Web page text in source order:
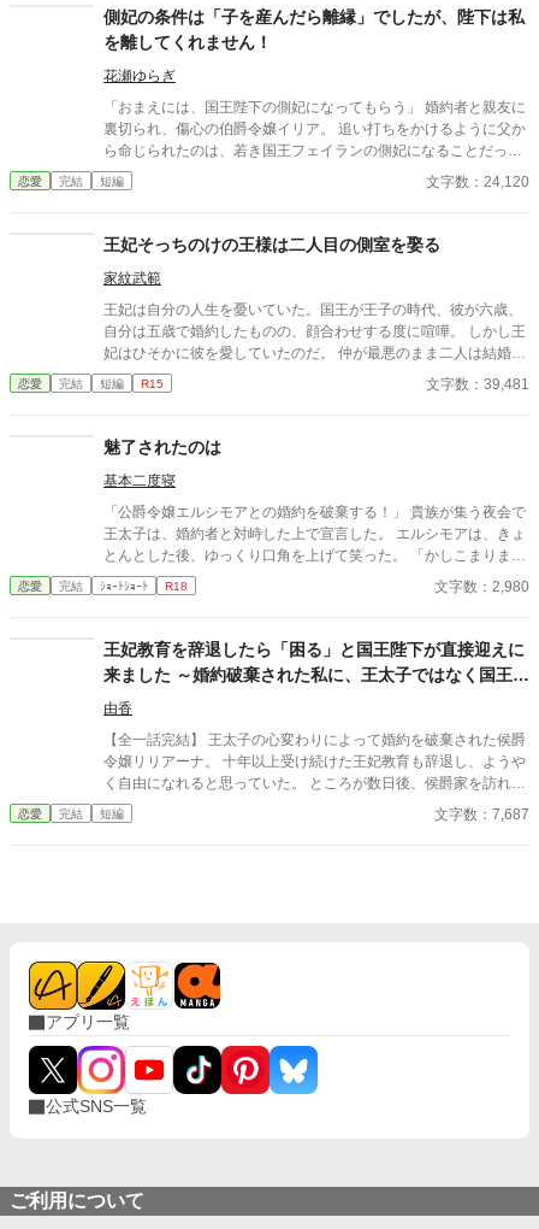
にはできなかった。どうせなら愛する女を妻に持ちたかったの
に」 彼はミレーユを愛していない。愛する気もない。 しかし、結
婚はするという。 結婚さえすれば、これまで通り好きに生きてい
いと言われているらしい。 あの侯爵がこんなに息子に甘かったな
んて。
側妃の条件は「子を産んだら離縁」でしたが、陛下は私
を離してくれません！
花瀬ゆらぎ
「おまえには、国王陛下の側妃になってもらう」 婚約者と親友に
裏切られ、傷心の伯爵令嬢イリア。 追い打ちをかけるように父か
ら命じられたのは、若き国王フェイランの側妃になることだっ
た。 しかし、王宮で待っていたのは、「世継ぎを産んだら離縁」
という非情な条件。 夫となったフェイランは冷たく、侍女からは
ど、イリアは知ってしまう。 彼が兄の死と誤解に苦しみ、誰より
も孤独の中にいることを──。 「私は、陛下の幸せを願っており
ます。だから……離縁してください」 フェイランを想い、身を引
こうとしたイリア。 しかし、無関心だったはずの陛下が、イリア
を強く抱きしめて……！？ 「離縁する気か？ 許さない。私の心
を乱しておいて、逃げられると思うな」 凍てついた王の心を溶か
妃へと昇り詰める逆転ラブロマンス！
恋愛 完結 短編 文字数：24,120
王妃そっちのけの王様は二人目の側室を娶る
家紋武範
王妃は自分の人生を憂いていた。国王が王子の時代、彼が六歳、
自分は五歳で婚約したものの、顔合わせする度に喧嘩。 しかし王
妃はひそかに彼を愛していたのだ。 仲が最悪のまま二人は結婚
し、結婚生活が始まるが当然国王は王妃の部屋に来ることはな
い。 そればかりか国王は側室を持ち、さらに二人目の側室を王宮
恋愛 完結 短編 R15 文字数：39,481
魅了されたのは
基本二度寝
「公爵令嬢エルシモアとの婚約を破棄する！」 貴族が集う夜会で
王太子は、婚約者と対峙した上で宣言した。 エルシモアは、きょ
とんとした後、ゆっくり口角を上げて笑った。 「かしこまりまし
た」 静かに了承し、側に居た男性にエルシモアは身を寄せる。
「私、婚約破棄されてしまいました」 甘えるように男性を見上げ
うに他の男に縋る女などお断りだ！だから婚約破棄をするの
だ！！」 叫ぶ王太子にも、傍らに婚約者ではない令嬢を連れてい
た。
恋愛 完結 ｼｮｰﾄｼｮｰﾄ R18 文字数：2,980
王妃教育を辞退したら「困る」と国王陛下が直接迎えに
来ました ～婚約破棄された私に、王太子ではなく国王陛
下が求婚してきます〜
由香
【全一話完結】 王太子の心変わりによって婚約を破棄された侯爵
令嬢リリアーナ。 十年以上受け続けた王妃教育も辞退し、ようや
く自由になれると思っていた。 ところが数日後、侯爵家を訪れた
のは国王陛下本人。 「王妃教育を辞退されると困る。私の妃にな
ってほしい」 努力を踏みにじった王太子はすべてを失い、選ばれ
恋愛 完結 短編 文字数：7,687
アプリ一覧
公式SNS一覧
ご利用について